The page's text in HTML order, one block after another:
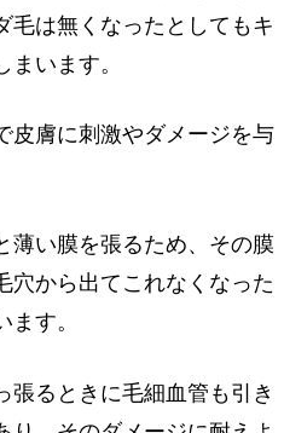
毛は無くなったとしてもキ
います。
皮膚に刺激やダメージを与
薄い膜を張るため、その膜
穴から出てこれなくなった
す。
張るときに毛細血管も引き